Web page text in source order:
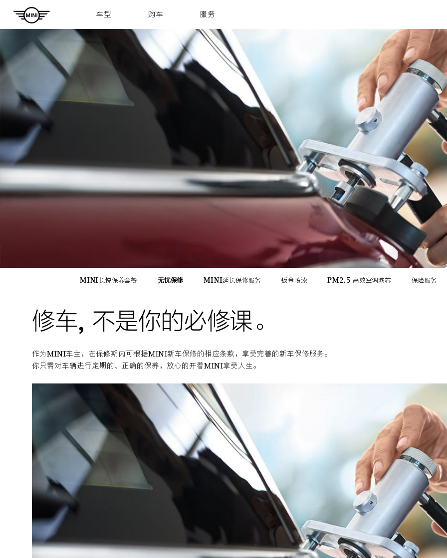
车型 购车 服务
MINI长悦保养套餐 无忧保修 MINI延长保修服务 钣金喷漆 PM2.5 高效空调滤芯 保险服务
修车, 不是你的必修课。
作为MINI车主，在保修期内可根据MINI新车保修的相应条款，享受完善的新车保修服务。
你只需对车辆进行定期的、正确的保养，放心的开着MINI享受人生。